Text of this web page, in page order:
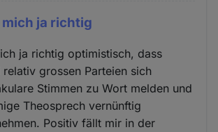
ja richtig
ja richtig optimistisch, dass
grossen Parteien sich
Stimmen zu Wort melden und
Theosprech vernünftig
Positiv fällt mir in der